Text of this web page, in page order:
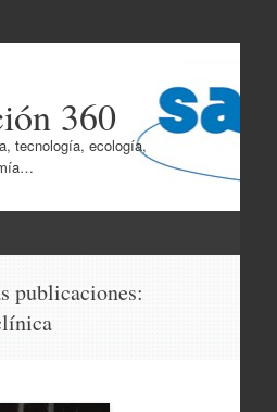
360
tecnología, ecología,
publicaciones: